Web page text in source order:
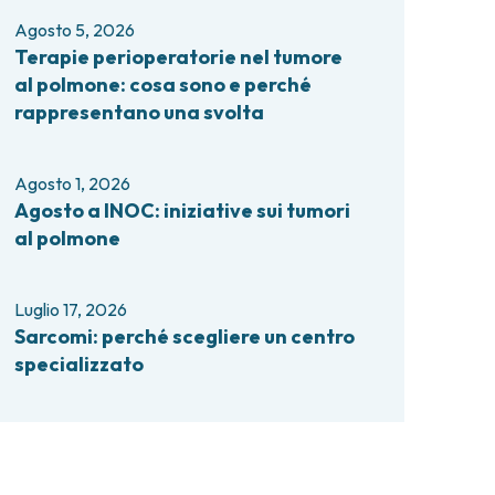
ossei
Agosto 5, 2026
Terapie perioperatorie nel tumore
al polmone: cosa sono e perché
rappresentano una svolta
Agosto 1, 2026
Agosto a INOC: iniziative sui tumori
al polmone
Luglio 17, 2026
Sarcomi: perché scegliere un centro
specializzato